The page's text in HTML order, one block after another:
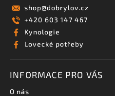
shop@dobrylov.cz
+420 603 147 467
Kynologie
Lovecké potřeby
INFORMACE PRO VÁS
O nás